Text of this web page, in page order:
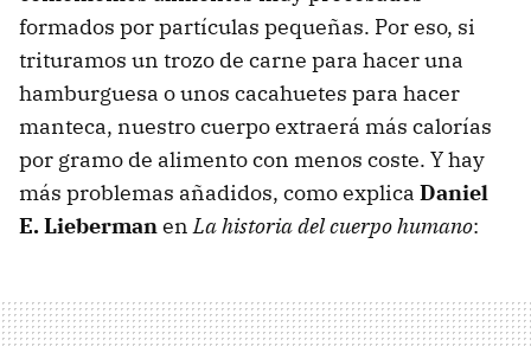
formados por partículas pequeñas. Por eso, si
trituramos un trozo de carne para hacer una
hamburguesa o unos cacahuetes para hacer
manteca, nuestro cuerpo extraerá más calorías
por gramo de alimento con menos coste. Y hay
más problemas añadidos, como explica Daniel
E. LiebermanenLa historia del cuerpo humano: